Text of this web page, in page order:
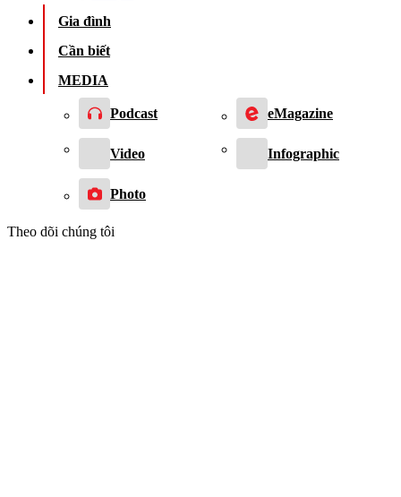
Gia đình
Cần biết
MEDIA
Podcast eMagazine
Video Infographic
Photo
Theo dõi chúng tôi